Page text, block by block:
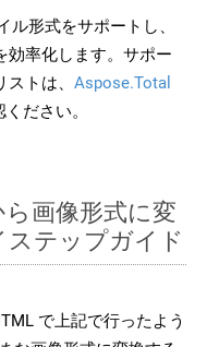
形式をサポートし、
効率化します。サポー
トは、 Aspose.Total
ださい。
画像形式に変
テップガイド
で上記で行ったよう